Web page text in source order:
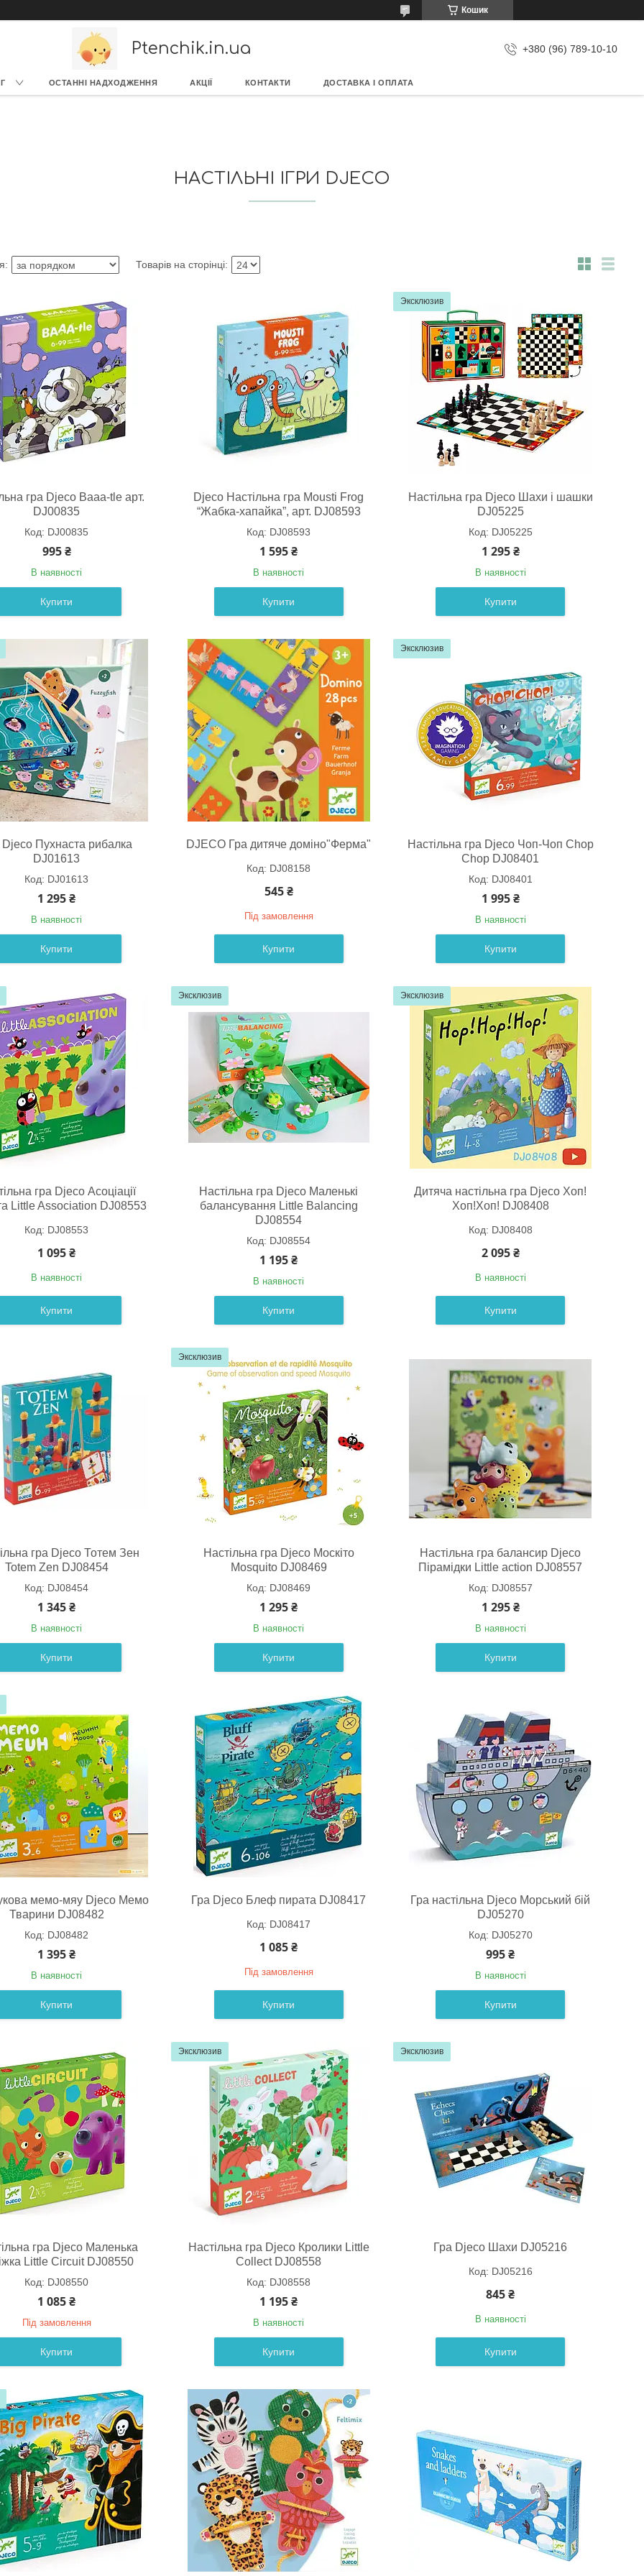
Кошик
Ptenchik.in.ua +380 (96) 789-10-10
ОСТАННІ НАДХОДЖЕННЯ АКЦІЇ КОНТАКТИ ДОСТАВКА І ОПЛАТА
НАСТІЛЬНІ ІГРИ DJECO
гра Djeco Baaa-tle арт.
DJ00835
DJ00835
995 ₴
В наявності
Купити
Djeco Настільна гра Mousti Frog
“Жабка-хапайка”, арт. DJ08593
DJ08593
1 595 ₴
В наявності
Купити
Эксклюзив
Настільна гра Djeco Шахи і шашки
DJ05225
DJ05225
1 295 ₴
В наявності
Купити
Djeco Пухнаста рибалка
DJ01613
DJ01613
1 295 ₴
В наявності
Купити
DJECO Гра дитяче доміно"Ферма"
DJ08158
545 ₴
Під замовлення
Купити
Эксклюзив
Настільна гра Djeco Чоп-Чоп Chop
Chop DJ08401
DJ08401
1 995 ₴
В наявності
Купити
гра Djeco Асоціації
Little Association DJ08553
DJ08553
1 095 ₴
В наявності
Купити
Эксклюзив
Настільна гра Djeco Маленькі
балансування Little Balancing
DJ08554
DJ08554
1 195 ₴
В наявності
Купити
Эксклюзив
Дитяча настільна гра Djeco Хоп!
Хоп!Хоп! DJ08408
DJ08408
2 095 ₴
В наявності
Купити
гра Djeco Тотем Зен
Totem Zen DJ08454
DJ08454
1 345 ₴
В наявності
Купити
Эксклюзив
Настільна гра Djeco Москіто
Mosquito DJ08469
DJ08469
1 295 ₴
В наявності
Купити
Настільна гра балансир Djeco
Пірамідки Little action DJ08557
DJ08557
1 295 ₴
В наявності
Купити
мемо-мяу Djeco Мемо
Тварини DJ08482
DJ08482
1 395 ₴
В наявності
Купити
Гра Djeco Блеф пирата DJ08417
DJ08417
1 085 ₴
Під замовлення
Купити
Гра настільна Djeco Морський бій
DJ05270
DJ05270
995 ₴
В наявності
Купити
гра Djeco Маленька
Little Circuit DJ08550
DJ08550
1 085 ₴
Під замовлення
Купити
Эксклюзив
Настільна гра Djeco Кролики Little
Collect DJ08558
DJ08558
1 195 ₴
В наявності
Купити
Эксклюзив
Гра Djeco Шахи DJ05216
DJ05216
845 ₴
В наявності
Купити